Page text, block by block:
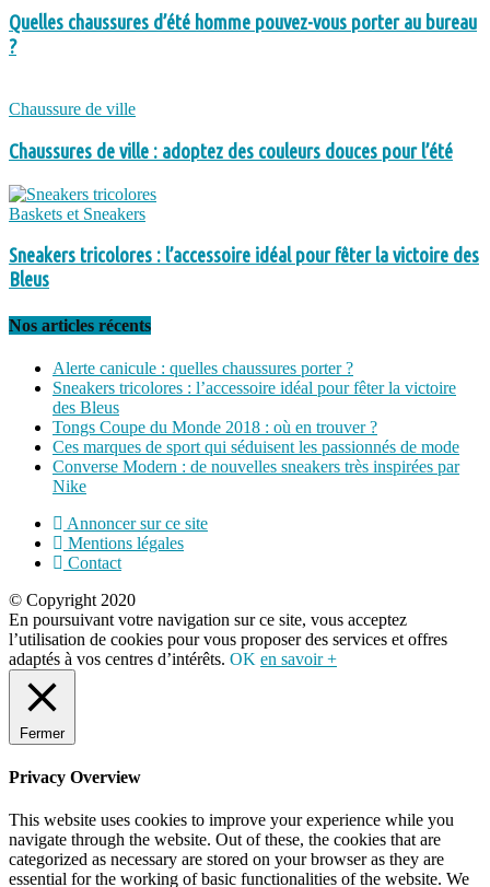
Quelles chaussures d’été homme pouvez-vous porter au bureau
?
Chaussure de ville
Chaussures de ville : adoptez des couleurs douces pour l’été
Baskets et Sneakers
Sneakers tricolores : l’accessoire idéal pour fêter la victoire des
Bleus
Nos articles récents
Alerte canicule : quelles chaussures porter ?
Sneakers tricolores : l’accessoire idéal pour fêter la victoire
des Bleus
Tongs Coupe du Monde 2018 : où en trouver ?
Ces marques de sport qui séduisent les passionnés de mode
Converse Modern : de nouvelles sneakers très inspirées par
Nike
Annoncer sur ce site
Mentions légales
Contact
© Copyright 2020
En poursuivant votre navigation sur ce site, vous acceptez
l’utilisation de cookies pour vous proposer des services et offres
adaptés à vos centres d’intérêts. OK en savoir +
Fermer
Privacy Overview
This website uses cookies to improve your experience while you
navigate through the website. Out of these, the cookies that are
categorized as necessary are stored on your browser as they are
essential for the working of basic functionalities of the website. We